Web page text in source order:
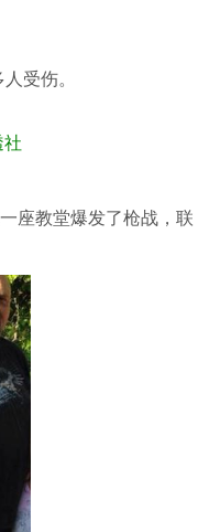
受伤。
座教堂爆发了枪战，联